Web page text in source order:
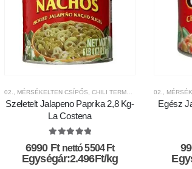
CSÍPŐSSÉGI-SKÁLA,FRISS CHILI PAPRIKÁK ÉS
02., MÉRSÉKELTEN CSÍPŐS CHILI TERMÉKEK CSÍPŐSSÉGI-
Szeletelt Jalapeno Paprika 2,8 Kg-
La Costena
az 5-ből
6990 Ft nettó5504 Ft
Egységár:2.496Ft/kg
02.,
Egész